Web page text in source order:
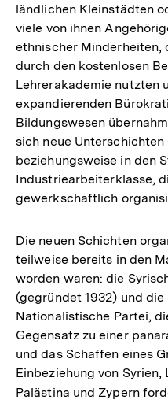
ländlichen Kleinstädten
viele von ihnen
ethnischer
durch den kostenlosen
Lehrerakademie nutzten
expandierenden
Bildungswesen
sich neue
beziehungsweise in den
Industriearbeiterklasse,
gewerkschaftlich
Die neuen Schichten
teilweise bereits in den
worden waren: die
(gegründet 1932) und die
Nationalistische Partei,
Gegensatz zu einer
und das Schaffen eines
Einbeziehung von Syrien,
Palästina und Zypern